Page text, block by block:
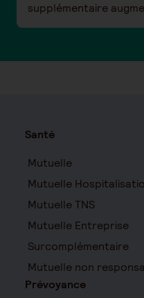
supplémentaire
Santé
Mutuelle
Mutuelle
Mutuelle TNS
Mutuelle Entreprise
Surcomplémentaire
Mutuelle non
Prévoyance